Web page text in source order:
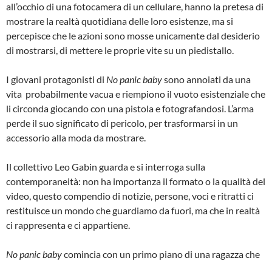
all’occhio di una fotocamera di un cellulare, hanno la pretesa di
mostrare la realtà quotidiana delle loro esistenze, ma si
percepisce che le azioni sono mosse unicamente dal desiderio
di mostrarsi, di mettere le proprie vite su un piedistallo.
I giovani protagonisti di No panic babysono annoiati da una
vita probabilmente vacua e riempiono il vuoto esistenziale che
li circonda giocando con una pistola e fotografandosi. L’arma
perde il suo significato di pericolo, per trasformarsi in un
accessorio alla moda da mostrare.
Il collettivo Leo Gabin guarda e si interroga sulla
contemporaneità: non ha importanza il formato o la qualità del
video, questo compendio di notizie, persone, voci e ritratti ci
restituisce un mondo che guardiamo da fuori, ma che in realtà
ci rappresenta e ci appartiene.
No panic babycomincia con un primo piano di una ragazza che